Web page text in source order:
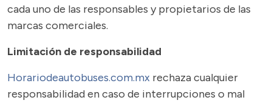
cada uno de las responsables y propietarios de las
marcas comerciales.
Limitación de responsabilidad
Horariodeautobuses.com.mx rechaza cualquier
responsabilidad en caso de interrupciones o mal